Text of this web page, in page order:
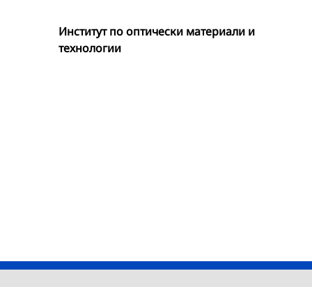
Институт по оптически материали и
технологии